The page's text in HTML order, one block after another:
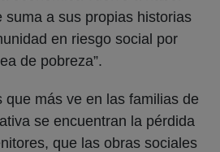
suma a sus propias historias
en riesgo social por
de pobreza”.
que más ve en las familias de
se encuentran la pérdida
que las obras sociales